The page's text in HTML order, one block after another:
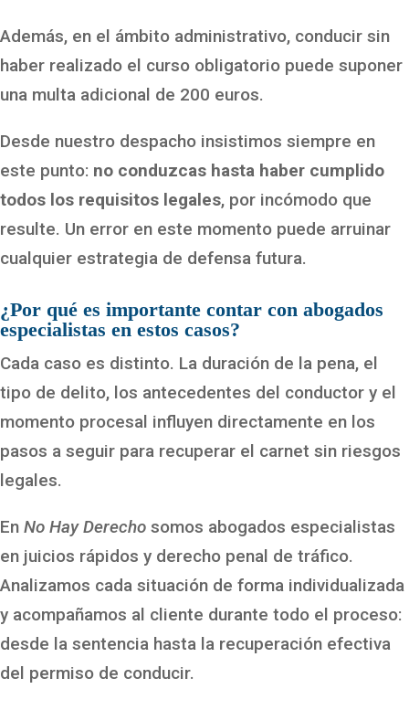
Además, en el ámbito administrativo, conducir sin
haber realizado el curso obligatorio puede suponer
una multa adicional de 200 euros.
Desde nuestro despacho insistimos siempre en
este punto: no conduzcas hasta haber cumplido
todos los requisitos legales, por incómodo que
resulte. Un error en este momento puede arruinar
cualquier estrategia de defensa futura.
¿Por qué es importante contar con abogados
especialistas en estos casos?
Cada caso es distinto. La duración de la pena, el
tipo de delito, los antecedentes del conductor y el
momento procesal influyen directamente en los
pasos a seguir para recuperar el carnet sin riesgos
legales.
En No Hay Derecho somos abogados especialistas
en juicios rápidos y derecho penal de tráfico.
Analizamos cada situación de forma individualizada
y acompañamos al cliente durante todo el proceso:
desde la sentencia hasta la recuperación efectiva
del permiso de conducir.